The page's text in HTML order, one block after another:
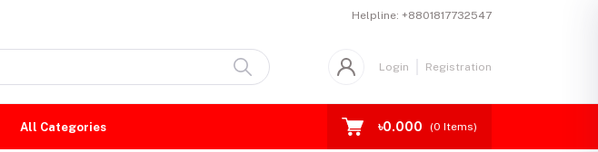
Helpline: +8801817732547
Login Registration
All Categories ৳0.000 (0 Items)